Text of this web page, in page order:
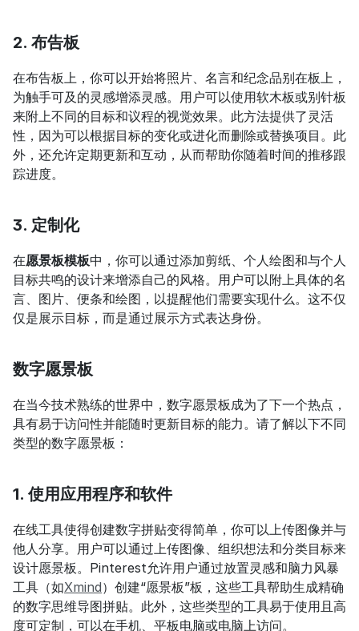
2. 布告板
在布告板上，你可以开始将照片、名言和纪念品别在板上，
为触手可及的灵感增添灵感。用户可以使用软木板或别针板
来附上不同的目标和议程的视觉效果。此方法提供了灵活
性，因为可以根据目标的变化或进化而删除或替换项目。此
外，还允许定期更新和互动，从而帮助你随着时间的推移跟
踪进度。
3. 定制化
在愿景板模板中，你可以通过添加剪纸、个人绘图和与个人
目标共鸣的设计来增添自己的风格。用户可以附上具体的名
言、图片、便条和绘图，以提醒他们需要实现什么。这不仅
仅是展示目标，而是通过展示方式表达身份。
数字愿景板
在当今技术熟练的世界中，数字愿景板成为了下一个热点，
具有易于访问性并能随时更新目标的能力。请了解以下不同
类型的数字愿景板：
1. 使用应用程序和软件
在线工具使得创建数字拼贴变得简单，你可以上传图像并与
他人分享。用户可以通过上传图像、组织想法和分类目标来
设计愿景板。Pinterest允许用户通过放置灵感和脑力风暴
工具（如Xmind）创建“愿景板”板，这些工具帮助生成精确
的数字思维导图拼贴。此外，这些类型的工具易于使用且高
度可定制，可以在手机、平板电脑或电脑上访问。